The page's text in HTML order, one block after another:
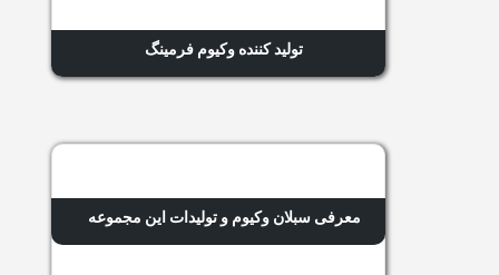
تولید کننده وکیوم فرمینگ
معرفی سبلان وکیوم و تولیدات این مجموعه